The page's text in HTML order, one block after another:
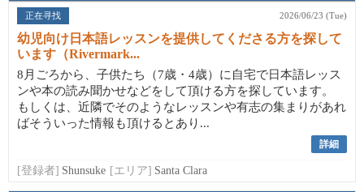
正在寻找 2026/06/23 (Tue)
幼児向け日本語レッスンを提供してくださる方を探して
います（Rivermark...
8月ごろから、子供たち（7歳・4歳）に自宅で日本語レッス
ンや本の読み聞かせなどをして頂ける方を探しています。
もしくは、近隣でそのようなレッスンや有志の集まりがあれ
ばそういった情報も頂けるとあり...
詳細
[登録者] Shunsuke [エリア] Santa Clara